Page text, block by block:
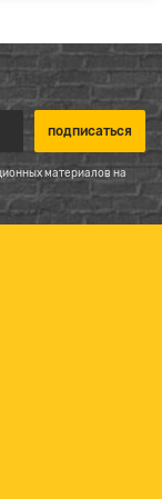
материалов на